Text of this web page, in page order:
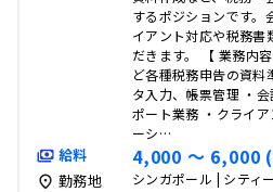
するポジションです。
イアント対応や税務書
だきます。 【 業務内
ど各種税務申告の資料
タ入力、帳票管理 ・
ポート業務 ・クライ
ーシ…
給料 4,000 〜 6,000
勤務地 シンガポール | シティ